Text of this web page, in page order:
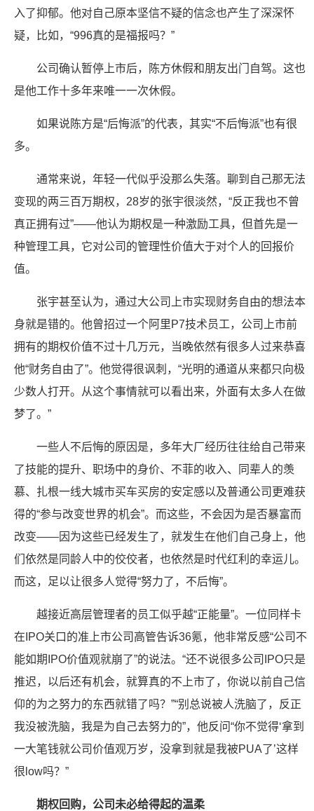
入了抑郁。他对自己原本坚信不疑的信念也产生了深深怀
疑，比如，“996真的是福报吗？”
公司确认暂停上市后，陈方休假和朋友出门自驾。这也
是他工作十多年来唯一一次休假。
如果说陈方是“后悔派”的代表，其实“不后悔派”也有很
多。
通常来说，年轻一代似乎没那么失落。聊到自己那无法
变现的两三百万期权，28岁的张宇很淡然，“反正我也不曾
真正拥有过”——他认为期权是一种激励工具，但首先是一
种管理工具，它对公司的管理性价值大于对个人的回报价
值。
张宇甚至认为，通过大公司上市实现财务自由的想法本
身就是错的。他曾招过一个阿里P7技术员工，公司上市前
拥有的期权价值不过十几万元，当晚依然有很多人过来恭喜
他“财务自由了”。他觉得很讽刺，“光明的通道从来都只向极
少数人打开。从这个事情就可以看出来，外面有太多人在做
梦了。”
一些人不后悔的原因是，多年大厂经历往往给自己带来
了技能的提升、职场中的身价、不菲的收入、同辈人的羡
慕、扎根一线大城市买车买房的安定感以及普通公司更难获
得的“参与改变世界的机会”。而这些，不会因为是否暴富而
改变——因为这些已经发生了，就发生在他们自己身上，他
们依然是同龄人中的佼佼者，也依然是时代红利的幸运儿。
而这，足以让很多人觉得“努力了，不后悔”。
越接近高层管理者的员工似乎越“正能量”。一位同样卡
在IPO关口的准上市公司高管告诉36氪，他非常反感“公司不
能如期IPO价值观就崩了”的说法。“还不说很多公司IPO只是
推迟，以后还有机会，就算真的不上市了，你说以前自己信
仰的为之努力的东西就错了吗？”“别总说被人洗脑了，反正
我没被洗脑，我是为自己去努力的”，他反问“你不觉得‘拿到
一大笔钱就公司价值观万岁，没拿到就是我被PUA了’这样
很low吗？”
期权回购，公司未必给得起的温柔